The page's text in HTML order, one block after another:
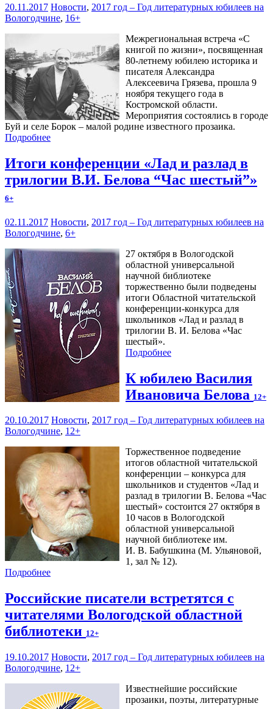
20.11.2017 Новости, 2017 год – Год литературных юбилеев на
Вологодчине, 16+
Межрегиональная встреча «С
книгой по жизни», посвященная
80-летнему юбилею историка и
писателя Александра
Алексеевича Грязева, прошла 9
ноября текущего года в
Костромской области.
Мероприятия состоялись в городе
Буй и селе Борок – малой родине известного прозаика.
Подробнее
Итоги конференции «Лад и разлад в
трилогии В.И. Белова “Час шестый”»
6+
02.11.2017 Новости, 2017 год – Год литературных юбилеев на
Вологодчине, 6+
27 октября в Вологодской
областной универсальной
научной библиотеке
торжественно были подведены
итоги Областной читательской
конференции-конкурса для
школьников «Лад и разлад в
трилогии В. И. Белова «Час
шестый».
Подробнее
К юбилею Василия
Ивановича Белова 12+
20.10.2017 Новости, 2017 год – Год литературных юбилеев на
Вологодчине, 12+
Торжественное подведение
итогов областной читательской
конференции – конкурса для
школьников и студентов «Лад и
разлад в трилогии В. Белова «Час
шестый» состоится 27 октября в
10 часов в Вологодской
областной универсальной
научной библиотеке им.
И. В. Бабушкина (М. Ульяновой,
1, зал № 12).
Подробнее
Российские писатели встретятся с
читателями Вологодской областной
библиотеки 12+
19.10.2017 Новости, 2017 год – Год литературных юбилеев на
Вологодчине, 12+
Известнейшие российские
прозаики, поэты, литературные